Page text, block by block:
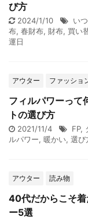
び方
2024/1/10 いつ
布, 春財布, 財布, 買い
運日
アウター ファッショ
フィルパワーって
トの選び方
2021/11/4 FP,
ルパワー, 暖かい, 選び
アウター 読み物
40代だからこそ
ー5選